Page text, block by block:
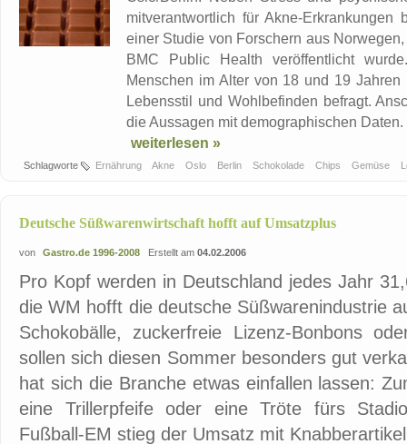
mitverantwortlich für Akne-
einer Studie von Forschern aus
BMC Public Health veröffentlicht
Menschen im Alter von 18 und 19
Lebensstil und Wohlbefinden befragt.
die Aussagen mit demographischen
weiterlesen »
Schlagworte Ernährung Akne Oslo Berlin Schokolade Chips Gemüse
Deutsche Süßwarenwirtschaft hofft auf Umsatzplus
von Gastro.de 1996-2008 Erstellt am 04.02.2006
Pro Kopf werden in Deutschland jedes Jahr
die WM hofft die deutsche Süßwarenindustrie
Schokobälle, zuckerfreie Lizenz-Bonbons
sollen sich diesen Sommer besonders gut
hat sich die Branche etwas einfallen lassen:
eine Trillerpfeife oder eine Tröte fürs
Fußball-EM stieg der Umsatz mit